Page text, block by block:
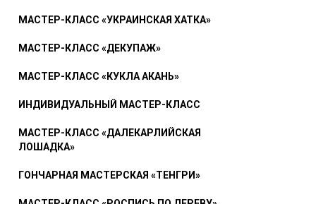
МАСТЕР-КЛАСС «УКРАИНСКАЯ ХАТКА»
МАСТЕР-КЛАСС «ДЕКУПАЖ»
МАСТЕР-КЛАСС «КУКЛА АКАНЬ»
ИНДИВИДУАЛЬНЫЙ МАСТЕР-КЛАСС
МАСТЕР-КЛАСС «ДАЛЕКАРЛИЙСКАЯ
ЛОШАДКА»
ГОНЧАРНАЯ МАСТЕРСКАЯ «ТЕНГРИ»